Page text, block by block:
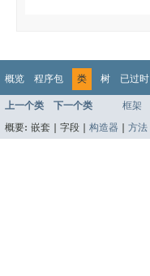
概览 程序包 类 树 已过时
上一个类 下一个类 框架
概要: 嵌套 | 字段 | 构造器 方法